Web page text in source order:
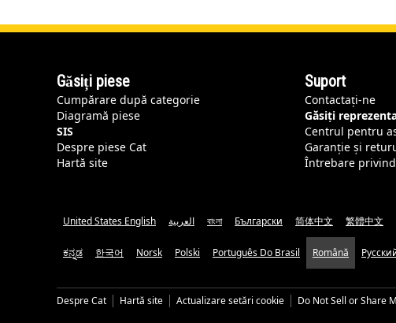
Găsiți piese
Cumpărare după categorie
Diagramă piese
SIS
Despre piese Cat
Hartă site
Suport
Contactați-ne
Găsiți
Centrul pentru
Garanție și
Întrebare
United States English العربية বাংলা Български 简体中文 繁體中文
ಕನ್ನಡ 한국어 Norsk Polski Português Do Brasil Română
Despre Cat Hartă site Actualizare setări cookie Do Not Sell or Share